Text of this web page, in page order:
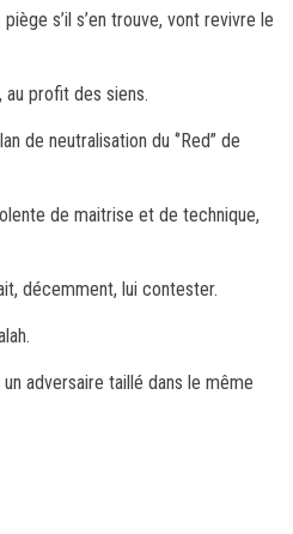
s’il s’en trouve, vont revivre le
au profit des siens.
de neutralisation du ‘’Red’’ de
de maitrise et de technique,
décemment, lui contester.
adversaire taillé dans le même